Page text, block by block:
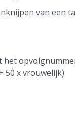
van een
het
50 x vrouwelijk)